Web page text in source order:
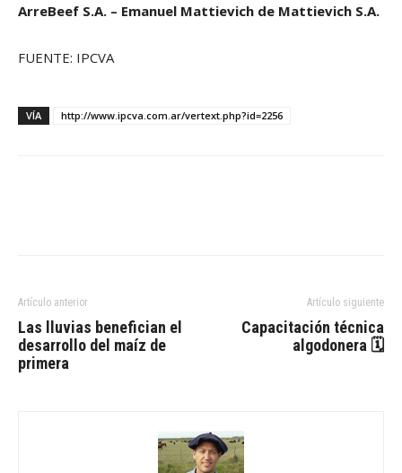
ArreBeef S.A. – Emanuel Mattievich de Mattievich S.A.
FUENTE: IPCVA
VÍA http://www.ipcva.com.ar/vertext.php?id=2256
Artículo anterior
Las lluvias benefician el
desarrollo del maíz de
primera
Artículo siguiente
Capacitación técnica
algodonera 🗓